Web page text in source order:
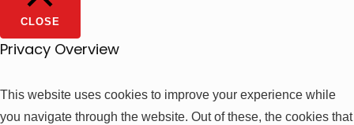
CLOSE
Privacy Overview
This website uses cookies to improve your experience while
you navigate through the website. Out of these, the cookies that